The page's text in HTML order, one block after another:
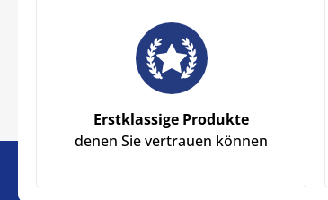
Erstklassige Produkte
denen Sie vertrauen können